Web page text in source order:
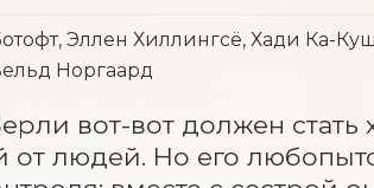
Эллен Хиллингсё, Хади Ка-
Норгаард
вот-вот должен
от людей. Но его